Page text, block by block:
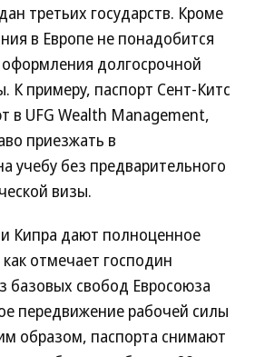
третьих государств. Кроме
в Европе не понадобится
долгосрочной
К примеру, паспорт Сент-Китс
в UFG Wealth Management,
приезжать в
учебу без предварительного
визы.
Кипра дают полноценное
отмечает господин
базовых свобод Евросоюза
передвижение рабочей силы
образом, паспорта снимают